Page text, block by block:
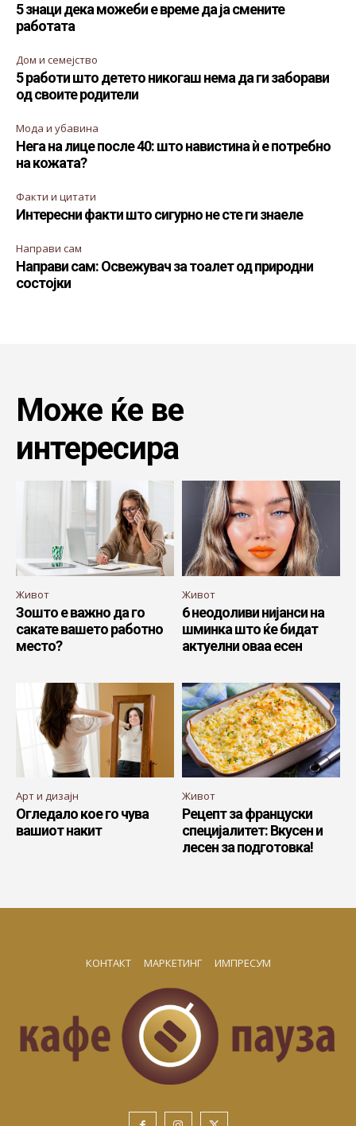
5 знаци дека можеби е време да ја смените
работата
Дом и семејство
5 работи што детето никогаш нема да ги заборави
од своите родители
Мода и убавина
Нега на лице после 40: што навистина ѝ е потребно
на кожата?
Факти и цитати
Интересни факти што сигурно не сте ги знаеле
Направи сам
Направи сам: Освежувач за тоалет од природни
состојки
Може ќе ве
интересира
Живот
Зошто е важно да го
сакате вашето работно
место?
Живот
6 неодоливи нијанси на
шминка што ќе бидат
актуелни оваа есен
Арт и дизајн
Огледало кое го чува
вашиот накит
Живот
Рецепт за француски
специјалитет: Вкусен и
лесен за подготовка!
КОНТАКТ МАРКЕТИНГ ИМПРЕСУМ